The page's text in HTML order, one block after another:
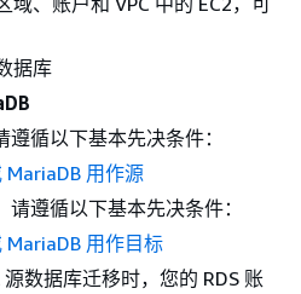
据库
循以下基本先决条件：
MariaDB 用作源
遵循以下基本先决条件：
MariaDB 用作目标
源数据库迁移时，您的 RDS 账